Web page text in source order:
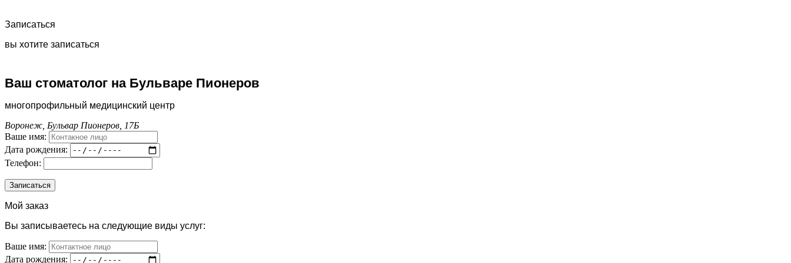
Записаться
вы хотите записаться
Ваш стоматолог на Бульваре Пионеров
многопрофильный медицинский центр
Воронеж, Бульвар Пионеров, 17Б
Ваше имя:
Дата рождения:
Телефон:
Мой заказ
Вы записываетесь на следующие виды услуг:
Ваше имя:
Дата рождения: